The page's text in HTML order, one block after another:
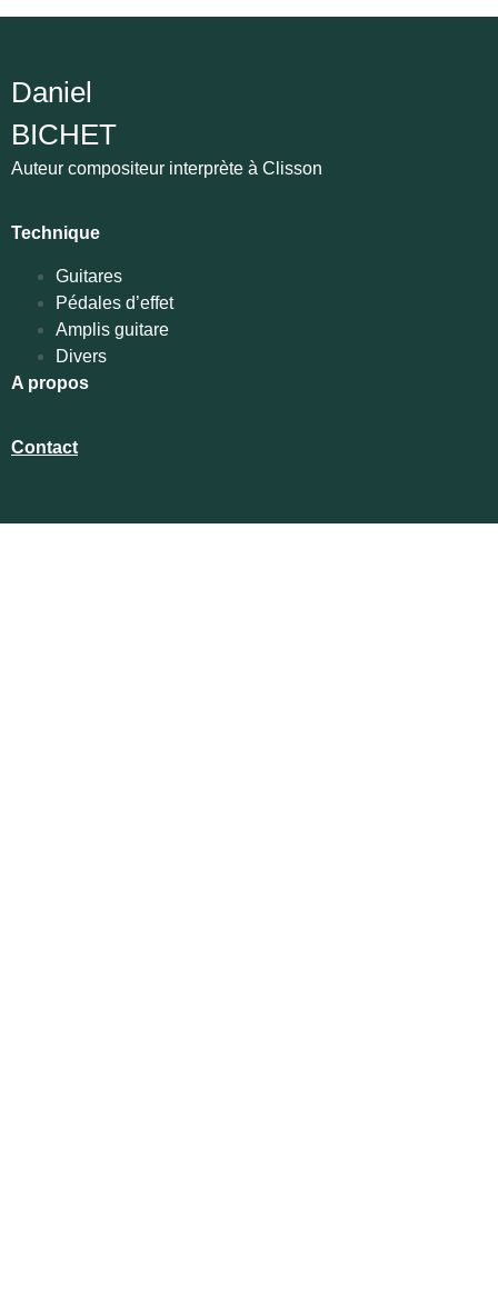
Daniel
BICHET
Auteur compositeur interprète à Clisson
Technique
Guitares
Pédales d’effet
Amplis guitare
Divers
A propos
Contact